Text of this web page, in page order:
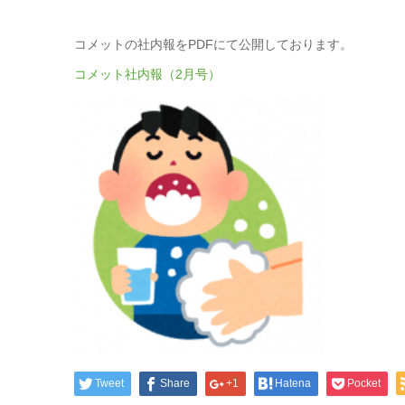
コメットの社内報をPDFにて公開しております。
コメット社内報（2月号）
Tweet Share +1 Hatena Pocket